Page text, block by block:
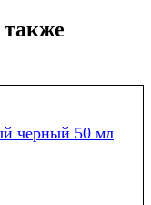
также
черный 50 мл